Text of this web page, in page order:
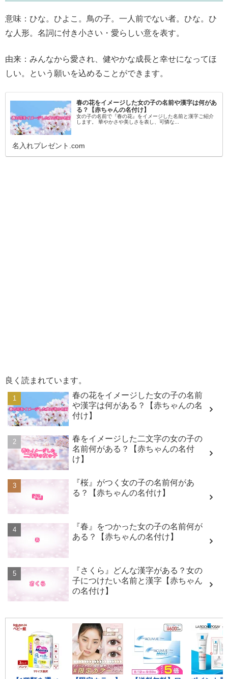
意味：ひな。ひよこ。鳥の子。一人前でない者。ひな。ひ
な人形。名詞に付き小さい・愛らしい意を表す。
由来：みんなから愛され、健やかな成長と幸せになってほ
しい。という願いを込めることができます。
春の花をイメージした女の子の名前や漢字は何があ
る？【赤ちゃんの名付け】
女の子の名前で『春の花』をイメージした名前と漢字ご紹介
します。 華やかさや美しさを表し、可憐な...
名入れプレゼント.com
良く読まれています。
春の花をイメージした女の子の名前
や漢字は何がある？【赤ちゃんの名
付け】
春をイメージした二文字の女の子の
名前何がある？【赤ちゃんの名付
け】
『桜』がつく女の子の名前何があ
る？【赤ちゃんの名付け】
『春』をつかった女の子の名前何が
ある？【赤ちゃんの名付け】
『さくら』どんな漢字がある？女の
子につけたい名前と漢字【赤ちゃん
の名付け】